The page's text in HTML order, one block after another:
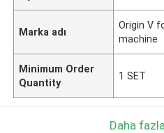
Marka adı
Origin V
machine
Minimum Order
Quantity
1 SET
Daha